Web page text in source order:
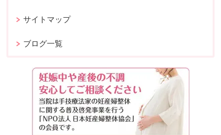
サイトマップ
ブログ一覧